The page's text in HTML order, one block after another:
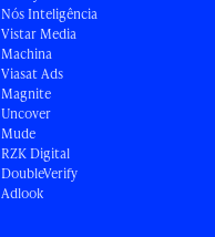
Nós Inteligência
Vistar Media
Machina
Viasat Ads
Magnite
Uncover
Mude
RZK Digital
DoubleVerify
Adlook